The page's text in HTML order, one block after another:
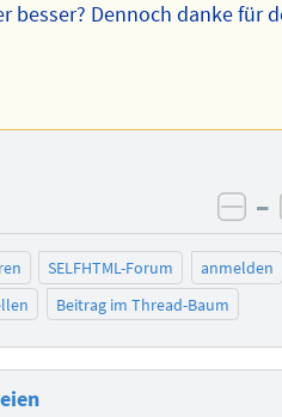
besser? Dennoch danke für
–
SELFHTML-Forum
anmelden
Beitrag im Thread-Baum